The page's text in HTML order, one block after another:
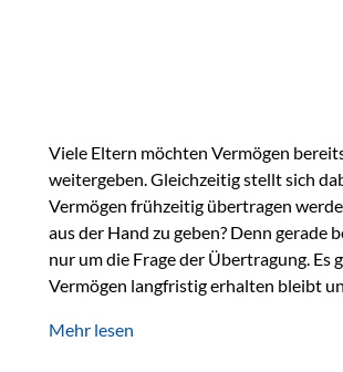
Viele Eltern möchten Vermögen
weitergeben. Gleichzeitig stellt sich
Vermögen frühzeitig übertragen
aus der Hand zu geben? Denn
nur um die Frage der Übertragung. Es
Vermögen langfristig erhalten bleibt
Ein Vater schenkt seiner Tochter einen
Mehr lesen